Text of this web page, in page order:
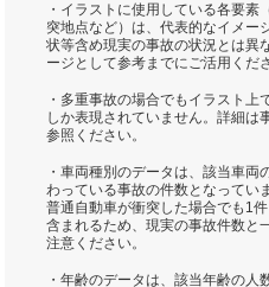
・イラストに使用している各要
突地点など）は、代表的なイメー
状等含め現実の事故の状況とは異
ージとして参考までにご活用くだ
・多重事故の場合でもイラスト
しか表現されていません。詳細は
参照ください。
・車両種別のデータは、該当車
わっている事故の件数となってい
普通自動車が衝突した場合でも1
含まれるため、現実の事故件数と
注意ください。
・年齢のデータは、該当年齢の